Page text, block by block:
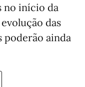
no início da
das
poderão ainda